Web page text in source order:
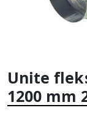
Unite
1200 mm